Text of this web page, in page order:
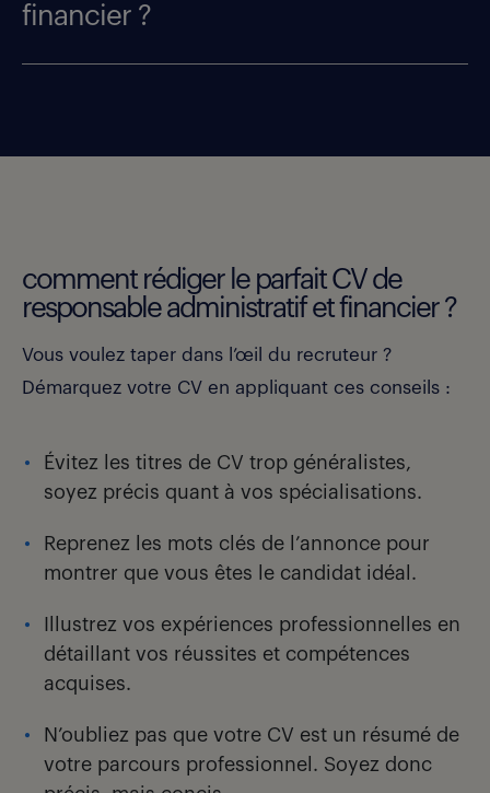
financier ?
comment rédiger le parfait CV de
responsable administratif et financier ?
Vous voulez taper dans l’œil du recruteur ?
Démarquez votre CV en appliquant ces conseils :
Évitez les titres de CV trop généralistes,
soyez précis quant à vos spécialisations.
Reprenez les mots clés de l’annonce pour
montrer que vous êtes le candidat idéal.
Illustrez vos expériences professionnelles en
détaillant vos réussites et compétences
acquises.
N’oubliez pas que votre CV est un résumé de
votre parcours professionnel. Soyez donc